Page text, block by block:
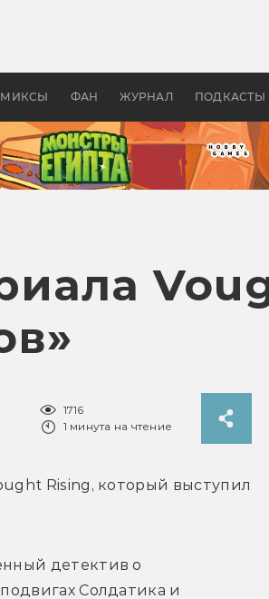
ФАН ЖУРНАЛ ПОДКАСТЫ
бы «Властелина колец»
1716
1 минута на чтение
Rising, который выступил
детектив о
Солдатика и